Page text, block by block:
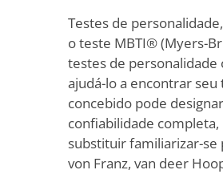
Testes de
o teste MBTI® (Myers-
testes de personalidade
ajudá-lo a encontrar
concebido pode
confiabilidade
substituir familiarizar-se
von Franz, van deer